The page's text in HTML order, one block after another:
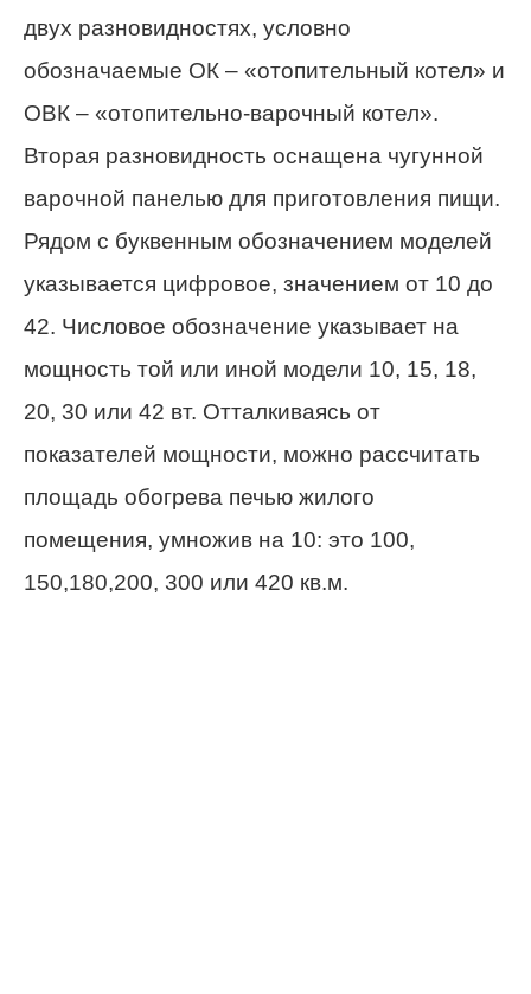
двух разновидностях, условно
обозначаемые ОК – «отопительный котел» и
ОВК – «отопительно-варочный котел».
Вторая разновидность оснащена чугунной
варочной панелью для приготовления пищи.
Рядом с буквенным обозначением моделей
указывается цифровое, значением от 10 до
42. Числовое обозначение указывает на
мощность той или иной модели 10, 15, 18,
20, 30 или 42 вт. Отталкиваясь от
показателей мощности, можно рассчитать
площадь обогрева печью жилого
помещения, умножив на 10: это 100,
150,180,200, 300 или 420 кв.м.